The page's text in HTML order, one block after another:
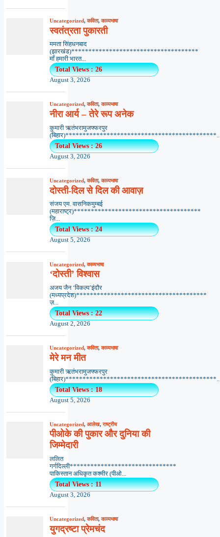
Uncategorized,कविता,काव्यभाषा
स्वतंत्रता पुकारती
ममता सिंहधनबाद
(झारखंड)*************************************
माँ हमारी भारत...
Total Views : 26
August 3, 2026
Uncategorized,कविता,काव्यभाषा
नीरा आर्य – तेरे रूप अनेक
कुमारी ऋतंभरामुजफ्फरपुर
Total Views : 26
August 3, 2026
Uncategorized,कविता,काव्यभाषा
दोस्ती-दिल से दिल की आवाज़
संजय एम. वासनिकमुम्बई
(महाराष्ट्र)*************************************
ज़ि...
Total Views : 24
August 5, 2026
Uncategorized,काव्यभाषा
‘दोस्ती’ विश्वास
अजय जैन ‘विकल्प’इंदौर
(मध्यप्रदेश)**************************************
ज़...
Total Views : 22
August 2, 2026
Uncategorized,कविता,काव्यभाषा
मेरे मन मीत
कुमारी ऋतंभरामुजफ्फरपुर
Total Views : 18
August 5, 2026
Uncategorized, आलेख,राष्ट्रीय
पीओके की पुकार और दुनिया की
जिम्मेदारी
ललित
गर्गदिल्ली*******************************
पाकिस्तान अधिकृत कश्मीर (पीओ...
Total Views : 11
August 3, 2026
Uncategorized,कविता,काव्यभाषा
युगद्रष्टा प्रेमचंद